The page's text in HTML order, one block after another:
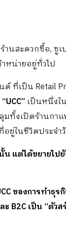
สะดวกซื้อ, ซูเ
ำหน่ายอยู่ทั่วไป
ป็น Retail
“UCC” เป็นหนึ่ง
ทั้งเปิดร้านก
อยู่ในชีวิตประ
น แต่ได้ขยาย
ของการทำธุ
ะ B2C เป็น “